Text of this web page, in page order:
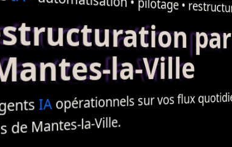
•
par
la-Ville
IAopérationnelssur vosflux
Mantes-la-Ville.